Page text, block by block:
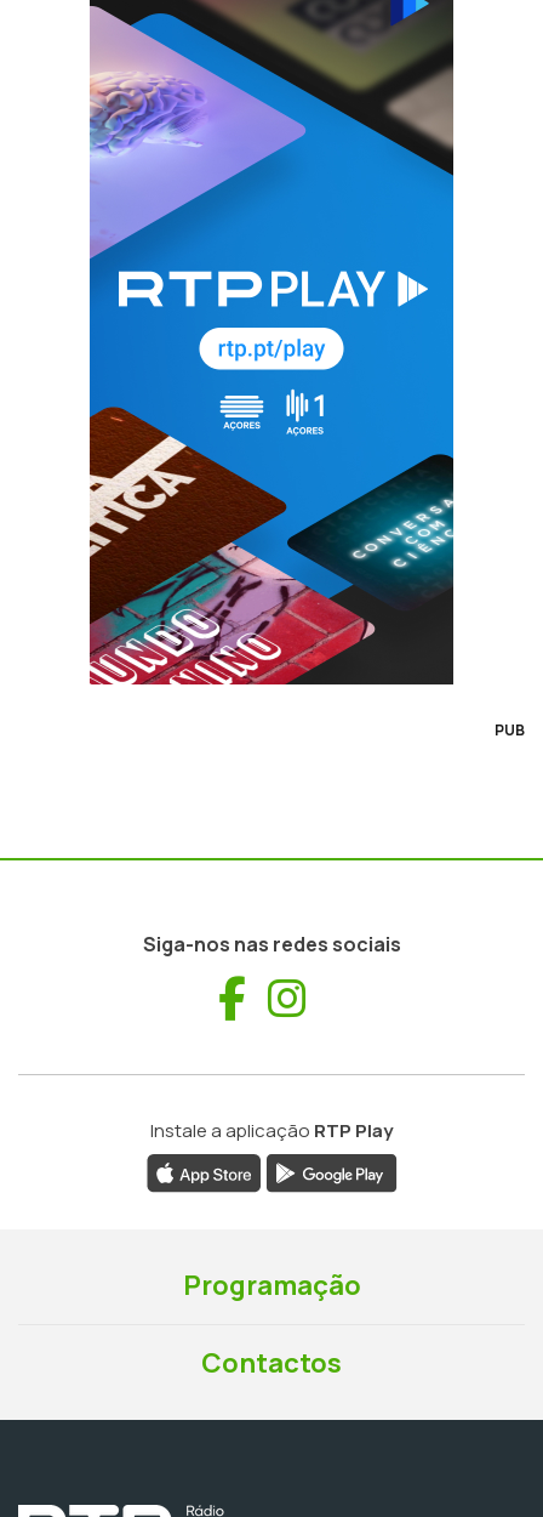
PUB
Siga-nos nas redes sociais
Facebook
Instale a aplicação RTP Play
Programação
Contactos